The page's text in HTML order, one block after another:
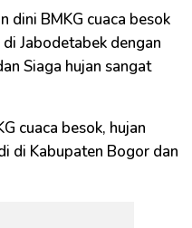
dini BMKG cuaca besok
Jabodetabek dengan
Siaga hujan sangat
cuaca besok, hujan
di Kabupaten Bogor dan